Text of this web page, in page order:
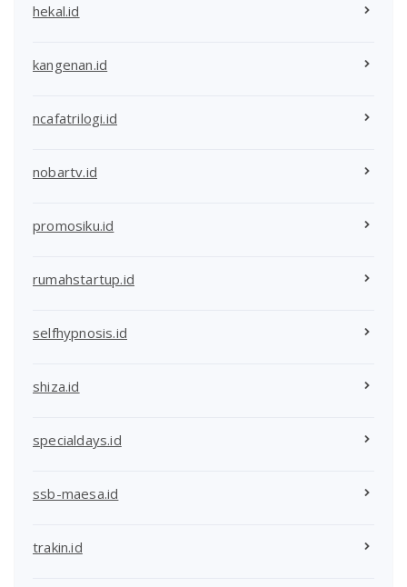
hekal.id
kangenan.id
ncafatrilogi.id
nobartv.id
promosiku.id
rumahstartup.id
selfhypnosis.id
shiza.id
specialdays.id
ssb-maesa.id
trakin.id